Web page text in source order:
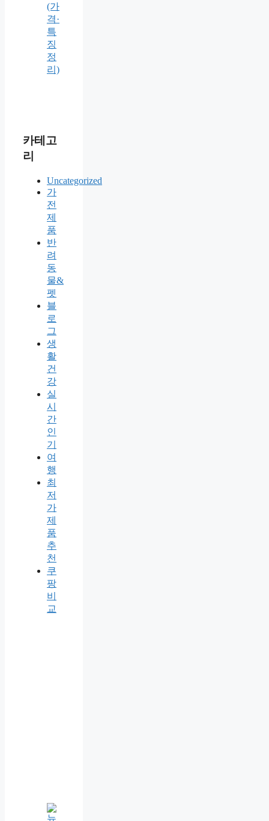
(가
격·
특
징
정
리)
카테고
리
Uncategorized
가
전
제
품
반
려
동
물&
펫
블
로
그
생
활
건
강
실
시
간
인
기
여
행
최
저
가
제
품
추
천
쿠
팡
비
교